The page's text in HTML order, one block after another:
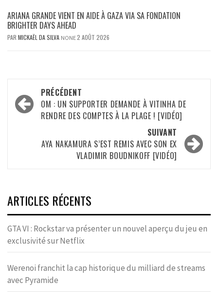
ARIANA GRANDE VIENT EN AIDE À GAZA VIA SA FONDATION
BRIGHTER DAYS AHEAD
PAR MICKAËL DA SILVA NONE2 AOÛT 2026
Navigation
d’article
PRÉCÉDENT
OM : UN SUPPORTER DEMANDE À VITINHA DE
RENDRE DES COMPTES À LA PLAGE ! [VIDÉO]
SUIVANT
AYA NAKAMURA S’EST REMIS AVEC SON EX
VLADIMIR BOUDNIKOFF [VIDÉO]
ARTICLES RÉCENTS
GTA VI : Rockstar va présenter un nouvel aperçu du jeu en
exclusivité sur Netflix
Werenoi franchit la cap historique du milliard de streams
avec Pyramide